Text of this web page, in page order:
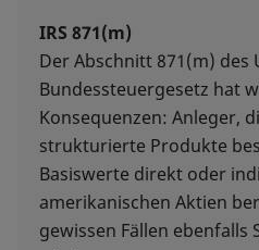
IRS 871(m)
Der Abschnitt 871(m) des
Bundessteuergesetz hat
Konsequenzen: Anleger,
strukturierte Produkte
Basiswerte direkt oder
amerikanischen Aktien
gewissen Fällen ebenfalls